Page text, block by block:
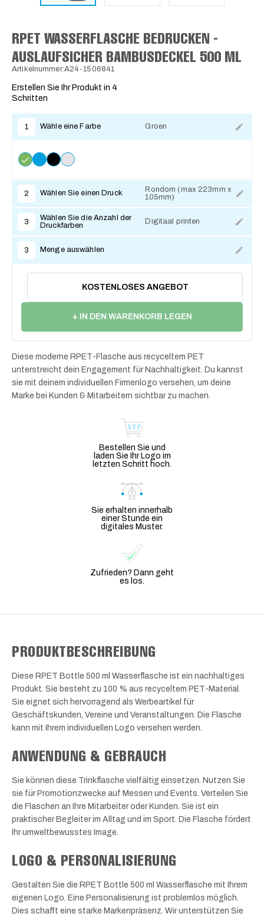
RPET WASSERFLASCHE BEDRUCKEN -
AUSLAUFSICHER BAMBUSDECKEL 500 ML
Artikelnummer:A24-1506841
Erstellen Sie Ihr Produkt in 4
Schritten
1 Wähle eine Farbe Groen
2 Wählen Sie einen Druck
Rondom (max 223mm x
105mm)
3
Wählen Sie die Anzahl der
Druckfarben
Digitaal printen
3 Menge auswählen
KOSTENLOSES ANGEBOT
+ IN DEN WARENKORB LEGEN
Diese moderne RPET-Flasche aus recyceltem PET
unterstreicht dein Engagement für Nachhaltigkeit. Du kannst
sie mit deinem individuellen Firmenlogo versehen, um deine
Marke bei Kunden & Mitarbeitern sichtbar zu machen.
Bestellen Sie und
laden Sie Ihr Logo im
letzten Schritt hoch.
Sie erhalten innerhalb
einer Stunde ein
digitales Muster.
Zufrieden? Dann geht
es los.
PRODUKTBESCHREIBUNG
Diese RPET Bottle 500 ml Wasserflasche ist ein nachhaltiges
Produkt. Sie besteht zu 100 % aus recyceltem PET-Material.
Sie eignet sich hervorragend als Werbeartikel für
Geschäftskunden, Vereine und Veranstaltungen. Die Flasche
kann mit Ihrem individuellen Logo versehen werden.
ANWENDUNG & GEBRAUCH
Sie können diese Trinkflasche vielfältig einsetzen. Nutzen Sie
sie für Promotionzwecke auf Messen und Events. Verteilen Sie
die Flaschen an Ihre Mitarbeiter oder Kunden. Sie ist ein
praktischer Begleiter im Alltag und im Sport. Die Flasche fördert
Ihr umweltbewusstes Image.
LOGO & PERSONALISIERUNG
Gestalten Sie die RPET Bottle 500 ml Wasserflasche mit Ihrem
eigenen Logo. Eine Personalisierung ist problemlos möglich.
Dies schafft eine starke Markenpräsenz. Wir unterstützen Sie